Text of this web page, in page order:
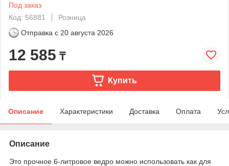
Под заказ
Код: 56881
Розница
Отправка с 20 августа 2026
12 585 ₸
Купить
Описание Характеристики Доставка Оплата
Описание
Это прочное 6-литровое ведро можно использовать как для